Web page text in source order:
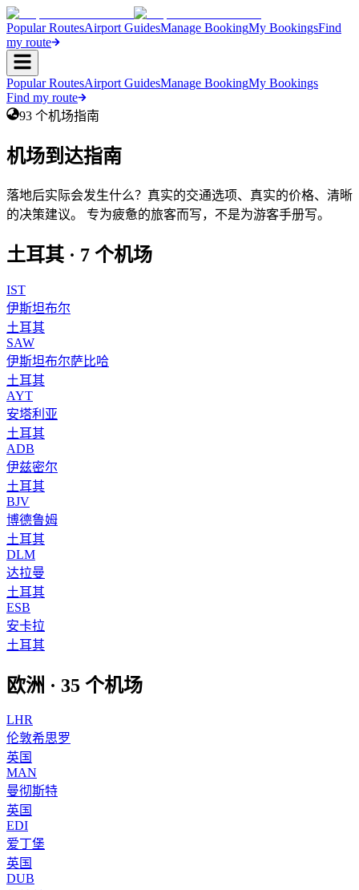
Popular RoutesAirport GuidesManage BookingMy BookingsFind
my route
Popular RoutesAirport GuidesManage BookingMy Bookings
Find my route
93 个机场指南
机场到达指南
落地后实际会发生什么？真实的交通选项、真实的价格、清晰
的决策建议。 专为疲惫的旅客而写，不是为游客手册写。
土耳其 · 7 个机场
IST
伊斯坦布尔
土耳其
SAW
伊斯坦布尔萨比哈
土耳其
AYT
安塔利亚
土耳其
ADB
伊兹密尔
土耳其
BJV
博德鲁姆
土耳其
DLM
达拉曼
土耳其
ESB
安卡拉
土耳其
欧洲 · 35 个机场
LHR
伦敦希思罗
英国
MAN
曼彻斯特
英国
EDI
爱丁堡
英国
DUB